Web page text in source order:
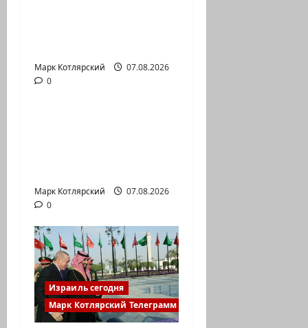
Марк Котлярский
07.08.2026
0
Израиль сегодня
Марк Котлярский Телеграмм Канал
Марк Котлярский
07.08.2026
0
Израиль сегодня
Марк Котлярский Телеграмм Канал